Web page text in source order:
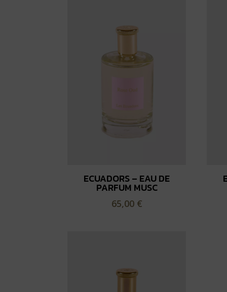
plus
ECUADORS – EAU DE
PARFUM MUSC
65,00 €